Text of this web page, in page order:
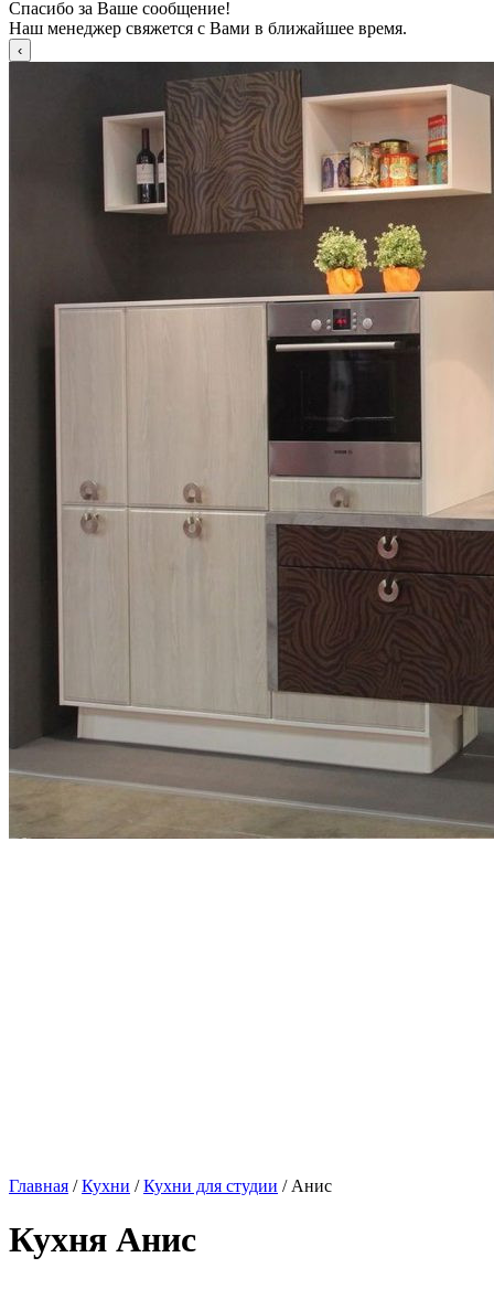
Спасибо за Ваше сообщение!
Наш менеджер свяжется с Вами в ближайшее время.
Главная /Кухни /Кухни для студии / Анис
Кухня Анис